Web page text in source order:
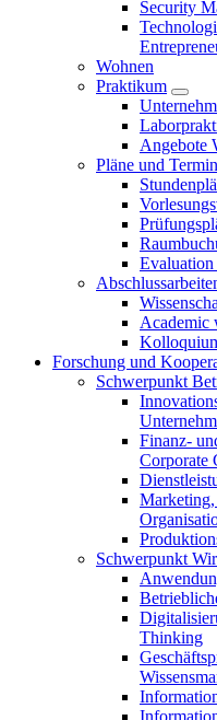
Security
Wohnen
Praktikum
Angebote
Pläne und
Academic
Forschung und
Schwerpunkt
Finanz-
Corporate
Marketing,
Schwerpunkt
Thinking